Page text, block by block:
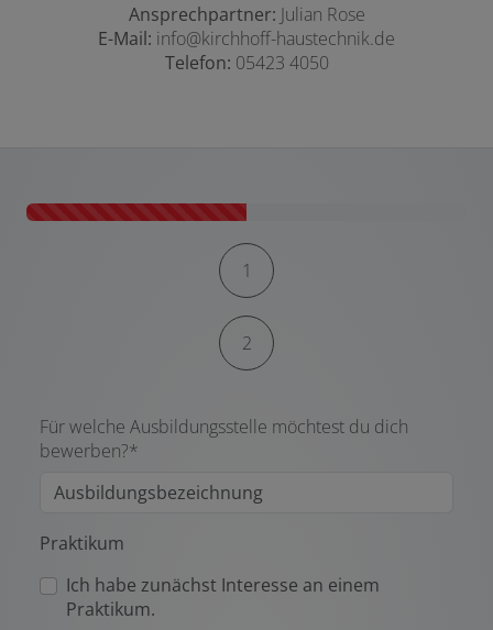
Ansprechpartner: Julian Rose
E-Mail: info@kirchhoff-haustechnik.de
Telefon: 05423 4050
Kontaktformular-Fortschritt
1
2
Für welche Ausbildungsstelle möchtest du dich
bewerben?*
Praktikum
Ich habe zunächst Interesse an einem
Praktikum.